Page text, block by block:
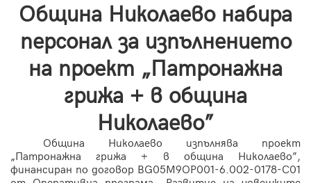
Община Николаево набира
персонал за изпълнението
на проект „Патронажна
грижа + в община
Николаево”
Община Николаево изпълнява проект
„Патронажна грижа + в община Николаево”,
финансиран по договор BG05M9OP001-6.002-0178-C01